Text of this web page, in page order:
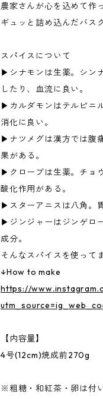
農家さんが心を込めて作
ギュッと詰め込んだバス
スパイスについて
▶︎シナモンは生薬。シン
したり、血流に良い。
▶︎カルダモンはテルピニ
消化に良い。
▶︎ナツメグは漢方では腹
果がある。
▶︎クローブは生薬。チョ
酸化作用がある。
▶︎スターアニスは八角。
▶︎ジンジャーはジンゲロ
成分。
そんなスパイスを使って
↓How to make
https://
【内容量】
4号(12cm)焼成前270g
※粗糖・和紅茶・卵は付